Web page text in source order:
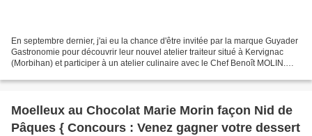
En septembre dernier, j'ai eu la chance d'être invitée par la marque Guyader
Gastronomie pour découvrir leur nouvel atelier traiteur situé à Kervignac
(Morbihan) et participer à un atelier culinaire avec le Chef Benoît MOLIN.
Moelleux au Chocolat Marie Morin façon Nid de
Pâques { Concours : Venez gagner votre dessert